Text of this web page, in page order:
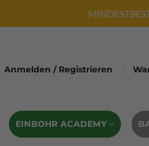
Anmelden / Registrieren
EINBOHR ACADEMY